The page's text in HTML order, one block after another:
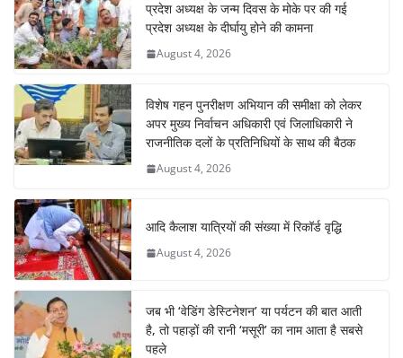
प्रदेश अध्यक्ष के जन्म दिवस के मोके पर की गई
प्रदेश अध्यक्ष के दीर्घायु होने की कामना
August 4, 2026
विशेष गहन पुनरीक्षण अभियान की समीक्षा को लेकर
अपर मुख्य निर्वाचन अधिकारी एवं जिलाधिकारी ने
राजनीतिक दलों के प्रतिनिधियों के साथ की बैठक
August 4, 2026
आदि कैलाश यात्रियों की संख्या में रिकॉर्ड वृद्धि
August 4, 2026
जब भी ‘वेडिंग डेस्टिनेशन’ या पर्यटन की बात आती
है, तो पहाड़ों की रानी ‘मसूरी’ का नाम आता है सबसे
पहले